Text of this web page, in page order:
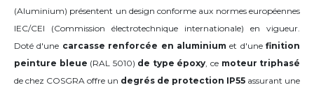
(Aluminium) présentent un design conforme aux normes européennes
IEC/CEI (Commission électrotechnique internationale) en vigueur.
Doté d'une carcasse renforcée en aluminiumet d'une finition
peinture bleue (RAL 5010) de type époxy, ce moteur triphasé
de chez COSGRA offre un degrés de protection IP55 assurant une